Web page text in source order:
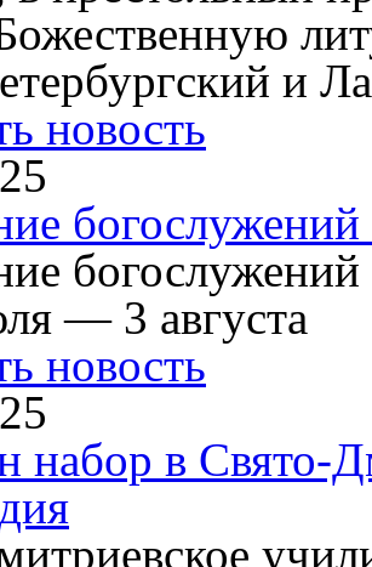
и
новость
— 3 августа
новость
набор в Свято-